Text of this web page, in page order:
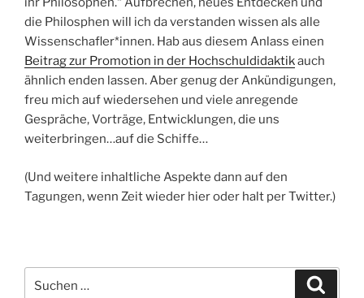
die Philosphen will ich da verstanden wissen als alle
Wissenschafler*innen. Hab aus diesem Anlass einen
Beitrag zur Promotion in der Hochschuldidaktikauch
ähnlich enden lassen. Aber genug der Ankündigungen,
freu mich auf wiedersehen und viele anregende
Gespräche, Vorträge, Entwicklungen, die uns
weiterbringen…auf die Schiffe…
(Und weitere inhaltliche Aspekte dann auf den
Tagungen, wenn Zeit wieder hier oder halt per Twitter.)